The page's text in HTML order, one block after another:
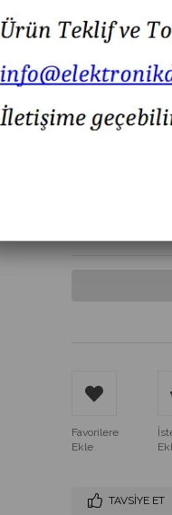
> MESAN MS 309.1.85-260VAC
MESAN
Favorilere
Ekle
TAVSIYE ET